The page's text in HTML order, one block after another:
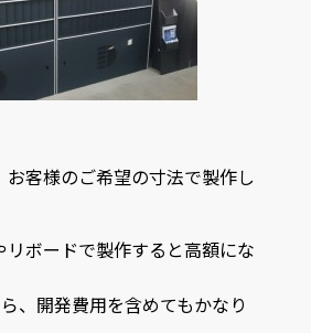
客様のご希望の寸法で製作し
リボードで製作すると高額にな
、開発費用を含めてもかなり